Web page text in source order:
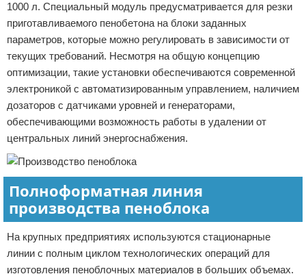
1000 л. Специальный модуль предусматривается для резки
приготавливаемого пенобетона на блоки заданных
параметров, которые можно регулировать в зависимости от
текущих требований. Несмотря на общую концепцию
оптимизации, такие установки обеспечиваются современной
электроникой с автоматизированным управлением, наличием
дозаторов с датчиками уровней и генераторами,
обеспечивающими возможность работы в удалении от
центральных линий энергоснабжения.
Полноформатная линия
производства пеноблока
На крупных предприятиях используются стационарные
линии с полным циклом технологических операций для
изготовления пеноблочных материалов в больших объемах.